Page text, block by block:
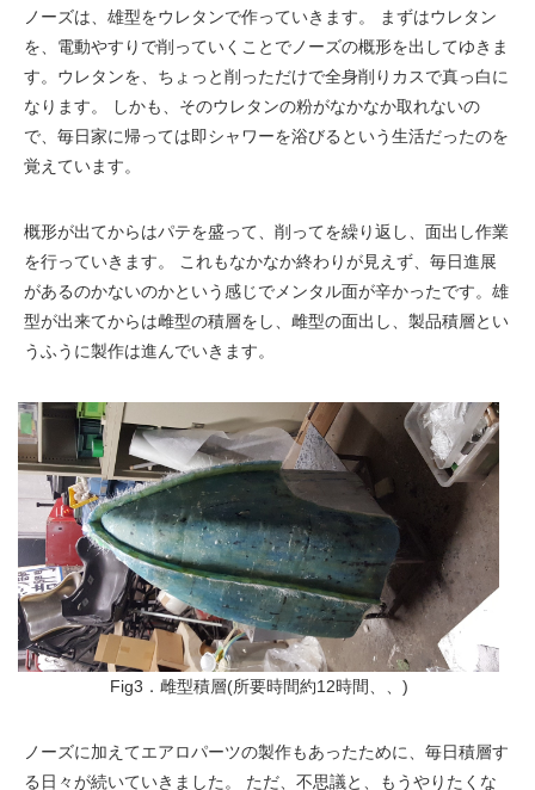
ノーズは、雄型をウレタンで作っていきます。 まずはウレタン
を、電動やすりで削っていくことでノーズの概形を出してゆきま
す。ウレタンを、ちょっと削っただけで全身削りカスで真っ白に
なります。 しかも、そのウレタンの粉がなかなか取れないの
で、毎日家に帰っては即シャワーを浴びるという生活だったのを
覚えています。
概形が出てからはパテを盛って、削ってを繰り返し、面出し作業
を行っていきます。 これもなかなか終わりが見えず、毎日進展
があるのかないのかという感じでメンタル面が辛かったです。雄
型が出来てからは雌型の積層をし、雌型の面出し、製品積層とい
うふうに製作は進んでいきます。
Fig3．雌型積層(所要時間約12時間、、)
ノーズに加えてエアロパーツの製作もあったために、毎日積層す
る日々が続いていきました。 ただ、不思議と、もうやりたくな